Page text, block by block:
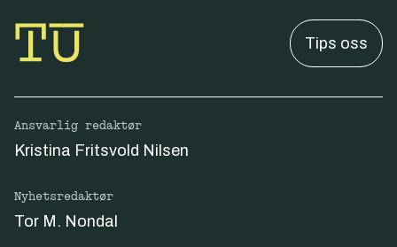
Tips oss
Ansvarlig redaktør
Kristina Fritsvold Nilsen
Nyhetsredaktør
Tor M. Nondal